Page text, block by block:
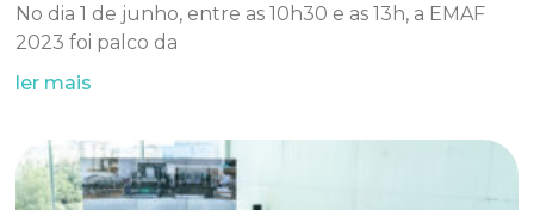
No dia 1 de junho, entre as 10h30 e as 13h, a EMAF
2023 foi palco da
ler mais